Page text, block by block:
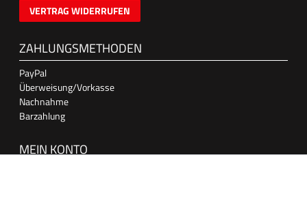
VERTRAG WIDERRUFEN
ZAHLUNGSMETHODEN
PayPal
Überweisung/Vorkasse
Nachnahme
Barzahlung
MEIN KONTO